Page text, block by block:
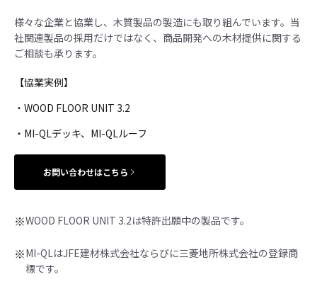
様々な企業と協業し、木質製品の製造にも取り組んでいます。当
社関連製品の採用だけではなく、商品開発への木材提供に関する
ご相談も承ります。
【協業実例】
・WOOD FLOOR UNIT 3.2
・MI-QLデッキ、MI-QLルーフ
お問い合わせはこちら
※WOOD FLOOR UNIT 3.2は特許出願中の製品です。
※MI-QLはJFE建材株式会社ならびに三菱地所株式会社の登録商
標です。